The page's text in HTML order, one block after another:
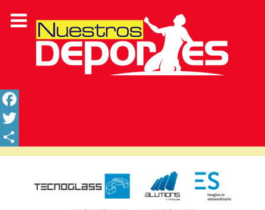
Facebook
Twitter
Share